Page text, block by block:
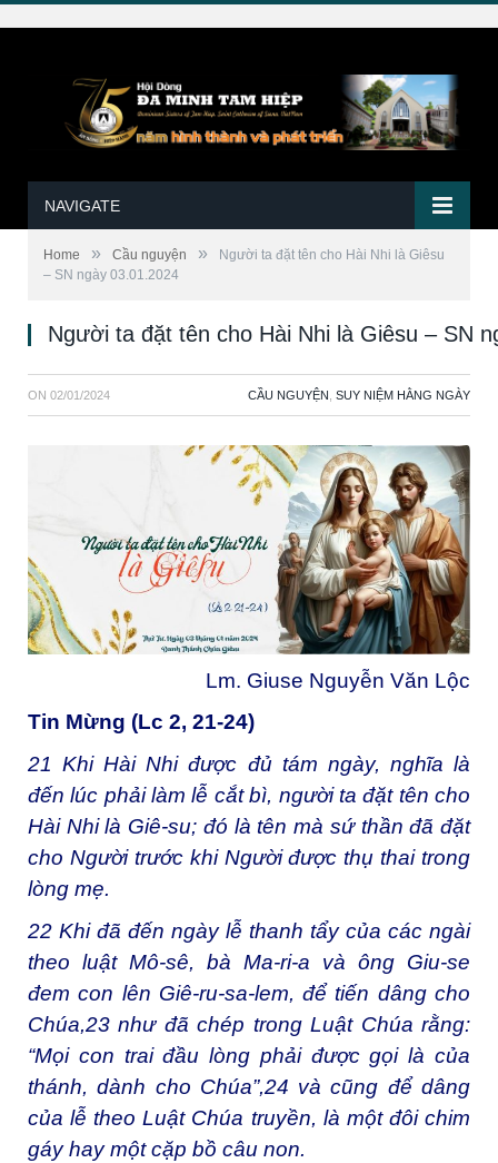
NAVIGATE
Home » Cầu nguyện »
Người ta đặt tên cho Hài Nhi là Giêsu
– SN ngày 03.01.2024
Người ta đặt tên cho Hài Nhi là Giêsu – SN
ON 02/01/2024 CẦU NGUYỆN SUY NIỆM HẰNG NGÀY
Lm. Giuse Nguyễn Văn Lộc
Tin Mừng (Lc 2, 21-24)
21 Khi Hài Nhi được đủ tám ngày, nghĩa là
đến lúc phải làm lễ cắt bì, người ta đặt tên cho
Hài Nhi là Giê-su; đó là tên mà sứ thần đã đặt
cho Người trước khi Người được thụ thai trong
lòng mẹ.
22 Khi đã đến ngày lễ thanh tẩy của các ngài
theo luật Mô-sê, bà Ma-ri-a và ông Giu-se
đem con lên Giê-ru-sa-lem, để tiến dâng cho
Chúa,23 như đã chép trong Luật Chúa rằng:
“Mọi con trai đầu lòng phải được gọi là của
thánh, dành cho Chúa”,24 và cũng để dâng
của lễ theo Luật Chúa truyền, là một đôi chim
gáy hay một cặp bồ câu non.